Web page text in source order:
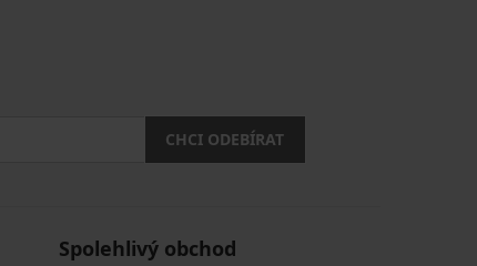
CHCI ODEBÍRAT
Spolehlivý obchod